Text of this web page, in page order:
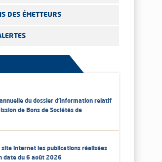
DES ÉMETTEURS
du dossier d’information relatif
de Bons de Sociétés de
site internet les publications réalisées
date du 6 août 2026